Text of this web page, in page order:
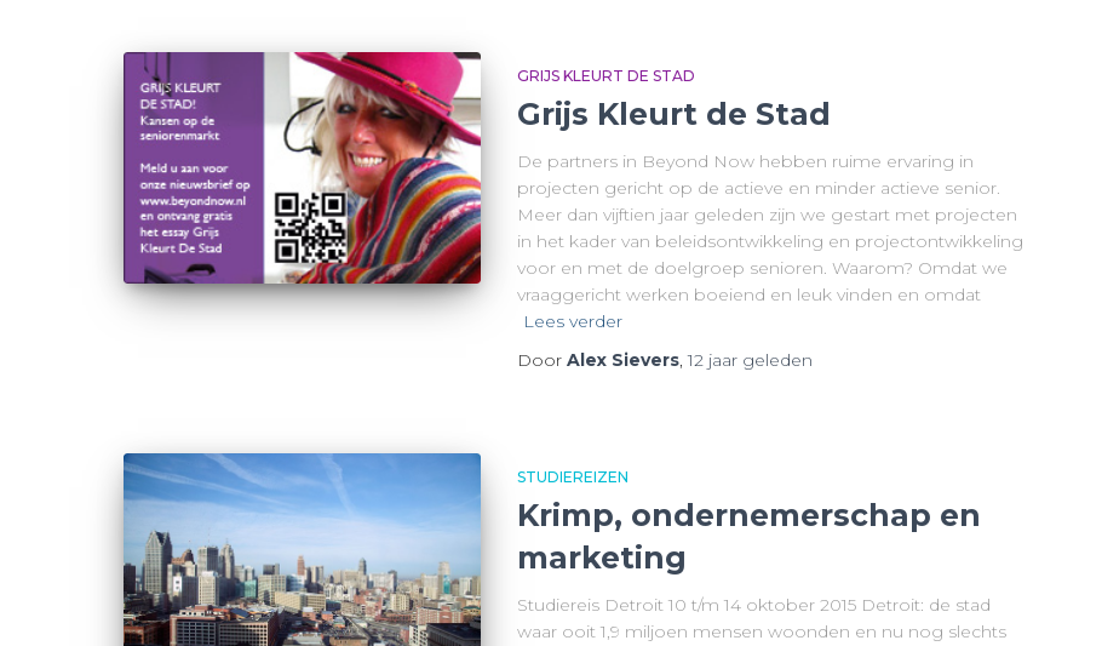
GRIJS KLEURT DE STAD
Grijs Kleurt de Stad
De partners in Beyond Now hebben ruime ervaring in
projecten gericht op de actieve en minder actieve senior.
Meer dan vijftien jaar geleden zijn we gestart met projecten
in het kader van beleidsontwikkeling en projectontwikkeling
voor en met de doelgroep senioren. Waarom? Omdat we
vraaggericht werken boeiend en leuk vinden en omdat
Lees verder
Door Alex Sievers,12 jaar geleden
STUDIEREIZEN
Krimp, ondernemerschap en
marketing
Studiereis Detroit 10 t/m 14 oktober 2015 Detroit: de stad
waar ooit 1,9 miljoen mensen woonden en nu nog slechts